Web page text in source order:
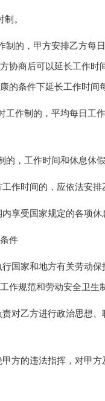
。
的，甲方安排乙方每日
协商后可以延长工作
的条件下延长工作时间
作制的，平均每日工作
，工作时间和休息休假
时间的，应依法安排
受国家规定的各项休
件
家和地方有关劳动保
作规范和劳动安全卫生
乙方进行政治思想、
的违法指挥，对甲方